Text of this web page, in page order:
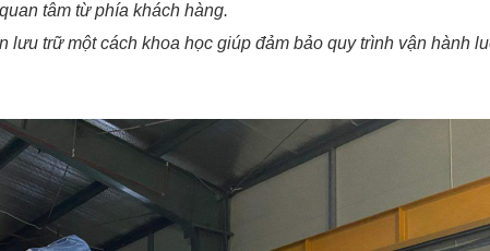
tâm từ phía khách hàng.
trữ một cách khoa học giúp đảm bảo quy trình vận hành